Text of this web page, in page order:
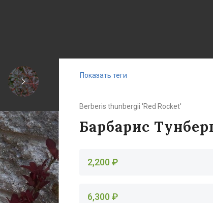
Показать теги
Berberis thunbergii 'Red Rocket'
Барбарис
2,200 ₽
6,300 ₽